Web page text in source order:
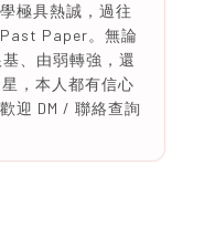
極具熱誠，過往
Paper。無論
、由弱轉強，還
，本人都有信心
迎 DM / 聯絡查詢